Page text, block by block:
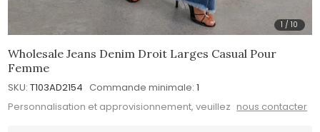
1 /10
Wholesale Jeans Denim Droit Larges Casual Pour
Femme
SKU: T103AD2154 Commande minimale: 1
Personnalisation et approvisionnement, veuillez nous contacter